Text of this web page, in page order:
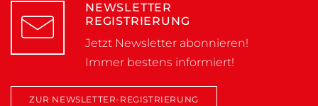
NEWSLETTER
REGISTRIERUNG
Jetzt Newsletter abonnieren!
Immer bestens informiert!
ZUR NEWSLETTER-REGISTRIERUNG